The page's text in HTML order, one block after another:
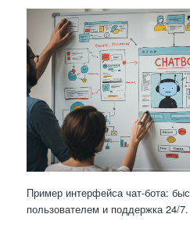
Пример интерфейса чат-бота:
пользователем и поддержка 24/7.